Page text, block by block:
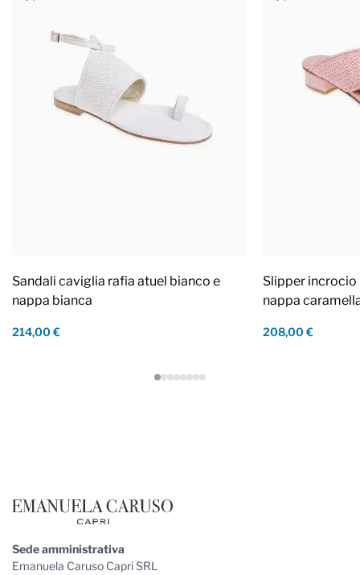
Sandali caviglia rafia atuel bianco e
nappa bianca
214,00 €
Slipper incrocio
nappa
208,00 €
Sede amministrativa
Emanuela Caruso Capri SRL